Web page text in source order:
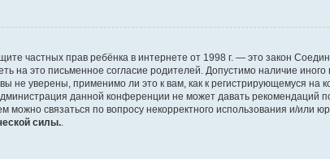
частных прав ребёнка в интернете от 1998 г. — это закон
это письменное согласие родителей. Допустимо наличие
уверены, применимо ли это к вам, как к регистрирующемуся на
данной конференции не может давать рекомендаций
связаться по вопросу некорректного использования и/или
силы..